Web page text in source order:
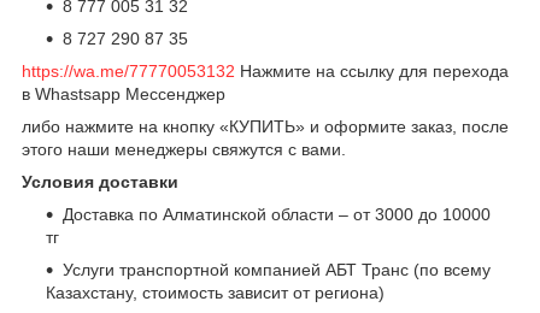
8 777 005 31 32
8 727 290 87 35
https://wa.me/77770053132 Нажмите на ссылку для перехода
в Whastsapp Мессенджер
либо нажмите на кнопку «КУПИТЬ» и оформите заказ, после
этого наши менеджеры свяжутся с вами.
Условия доставки
Доставка по Алматинской области – от 3000 до 10000
тг
Услуги транспортной компанией АБТ Транс (по всему
Казахстану, стоимость зависит от региона)